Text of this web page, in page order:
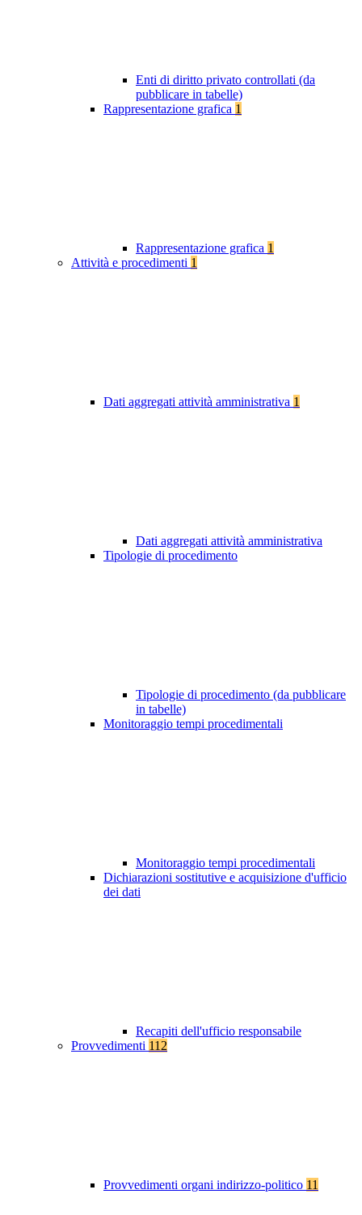
Enti di diritto privato controllati (da
pubblicare in tabelle)
Rappresentazione grafica 1
Rappresentazione grafica 1
Attività e procedimenti 1
Dati aggregati attività amministrativa 1
Dati aggregati attività amministrativa
Tipologie di procedimento
Tipologie di procedimento (da pubblicare
in tabelle)
Monitoraggio tempi procedimentali
Monitoraggio tempi procedimentali
Dichiarazioni sostitutive e acquisizione d'ufficio
dei dati
Recapiti dell'ufficio responsabile
Provvedimenti 112
Provvedimenti organi indirizzo-politico 11